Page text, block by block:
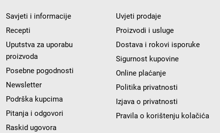
Savjeti i informacije
Recepti
Uputstva za uporabu
proizvoda
Posebne pogodnosti
Newsletter
Podrška kupcima
Pitanja i odgovori
Raskid ugovora
Uvjeti prodaje
Proizvodi i usluge
Dostava i rokovi isporuke
Sigurnost kupovine
Online plaćanje
Politika privatnosti
Izjava o privatnosti
Pravila o korištenju kolačića